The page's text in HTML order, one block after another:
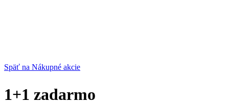
Späť na Nákupné akcie
1+1 zadarmo